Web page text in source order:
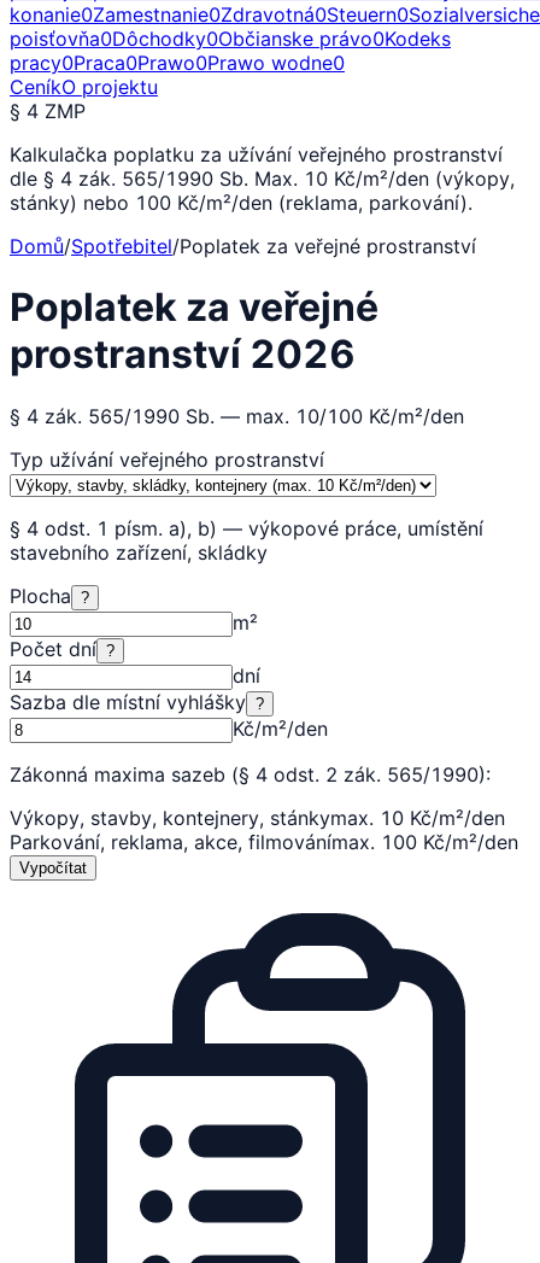
konanie0Zamestnanie0Zdravotná0Steuern0
poisťovňa0Dôchodky0Občianske právo0Kodeks
pracy0Praca0Prawo0Prawo wodne0
CeníkO projektu
§ 4 ZMP
Kalkulačka poplatku za užívání veřejného prostranství
dle § 4 zák. 565/1990 Sb. Max. 10 Kč/m²/den (výkopy,
stánky) nebo 100 Kč/m²/den (reklama, parkování).
Domů/Spotřebitel/Poplatek za veřejné prostranství
Poplatek za veřejné
prostranství 2026
§ 4 zák. 565/1990 Sb. — max. 10/100 Kč/m²/den
Typ užívání veřejného prostranství
§ 4 odst. 1 písm. a), b) — výkopové práce, umístění
stavebního zařízení, skládky
Plocha ?
m²
Počet dní ?
dní
Sazba dle místní vyhlášky ?
Kč/m²/den
Zákonná maxima sazeb (§ 4 odst. 2 zák. 565/1990):
Výkopy, stavby, kontejnery, stánkymax. 10 Kč/m²/den
Parkování, reklama, akce, filmovánímax. 100 Kč/m²/den
Vypočítat